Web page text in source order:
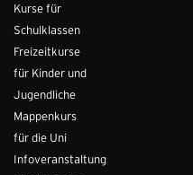
Kurse für
Schulklassen
Freizeitkurse
für Kinder und
Jugendliche
Mappenkurs
für die Uni
Infoveranstaltung